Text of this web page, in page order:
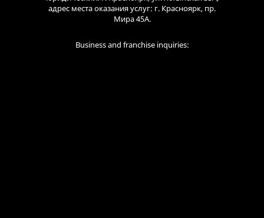
адрес места оказания услуг: г. Красноярк, пр.
Мира 45А.
Business and franchise inquiries: